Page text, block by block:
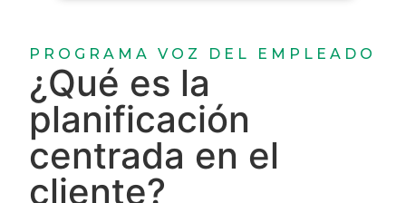
PROGRAMA VOZ DEL EMPLEADO
¿Qué es la
planificación
centrada en el
cliente?